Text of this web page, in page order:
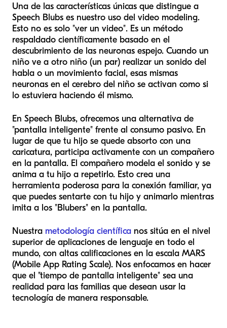
Una de las características únicas que distingue a
Speech Blubs es nuestro uso del video modeling.
Esto no es solo "ver un video". Es un método
respaldado científicamente basado en el
descubrimiento de las neuronas espejo. Cuando un
niño ve a otro niño (un par) realizar un sonido del
habla o un movimiento facial, esas mismas
neuronas en el cerebro del niño se activan como si
lo estuviera haciendo él mismo.
En Speech Blubs, ofrecemos una alternativa de
"pantalla inteligente" frente al consumo pasivo. En
lugar de que tu hijo se quede absorto con una
caricatura, participa activamente con un compañero
en la pantalla. El compañero modela el sonido y se
anima a tu hijo a repetirlo. Esto crea una
herramienta poderosa para la conexión familiar, ya
que puedes sentarte con tu hijo y animarlo mientras
imita a los "Blubers" en la pantalla.
Nuestra metodología científica nos sitúa en el nivel
superior de aplicaciones de lenguaje en todo el
mundo, con altas calificaciones en la escala MARS
(Mobile App Rating Scale). Nos enfocamos en hacer
que el "tiempo de pantalla inteligente" sea una
realidad para las familias que desean usar la
tecnología de manera responsable.